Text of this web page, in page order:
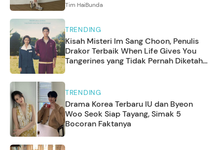
Tim HaiBunda
TRENDING
Kisah Misteri Im Sang Choon, Penulis
Drakor Terbaik When Life Gives You
Tangerines yang Tidak Pernah Diketahui
TRENDING
Drama Korea Terbaru IU dan Byeon
Woo Seok Siap Tayang, Simak 5
Bocoran Faktanya